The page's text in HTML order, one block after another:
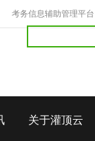
考务信息辅助管理平台
关于灌顶云